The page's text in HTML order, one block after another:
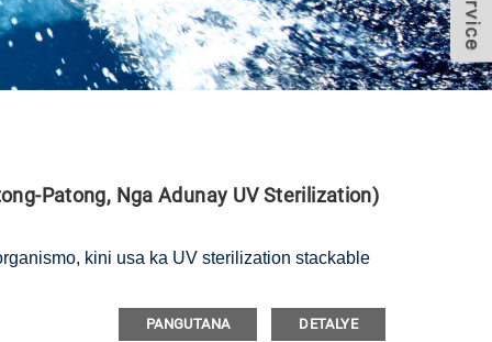
Patong, Nga Adunay UV Sterilization)
kini usa ka UV sterilization stackable
PANGUTANA DETALYE